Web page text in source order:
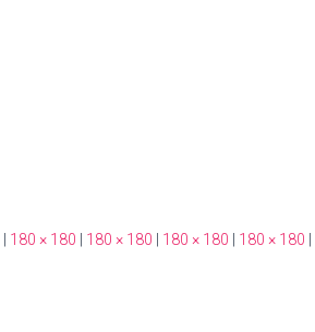
180 × 180 180 × 180 180 × 180 180 × 180